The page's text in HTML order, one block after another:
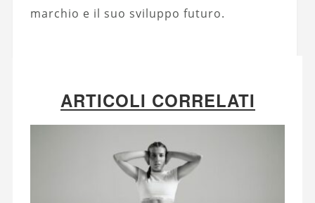
marchio e il suo sviluppo futuro.
ARTICOLI CORRELATI